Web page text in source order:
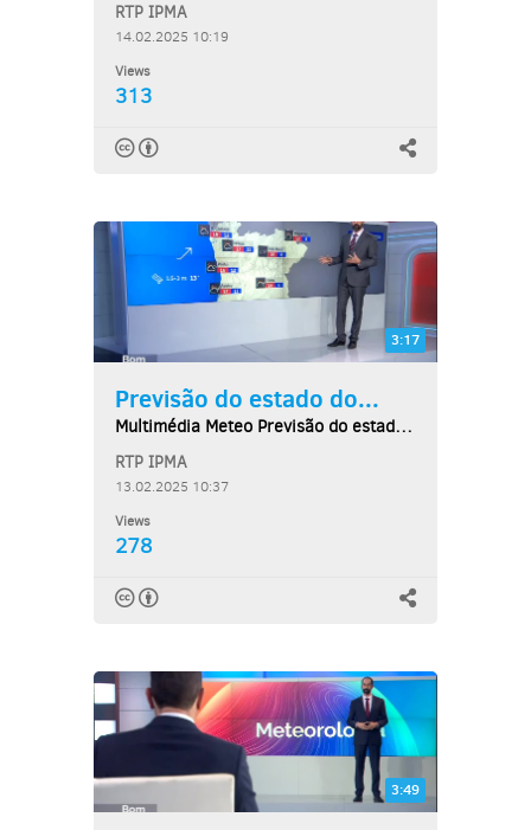
RTP IPMA
14.02.2025 10:19
Views
313
3:17
Previsão do estado do...
Multimédia Meteo Previsão do estado do tempo,...
RTP IPMA
13.02.2025 10:37
Views
278
3:49